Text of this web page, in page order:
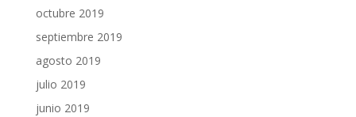
octubre 2019
septiembre 2019
agosto 2019
julio 2019
junio 2019